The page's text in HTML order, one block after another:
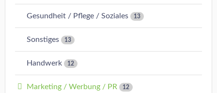
Gesundheit / Pflege / Soziales 13
Sonstiges 13
Handwerk 12
Marketing / Werbung / PR 12